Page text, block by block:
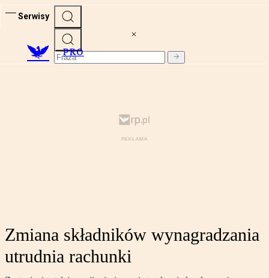
Serwisy
PRO
Zmiana składników wynagradzania
utrudnia rachunki